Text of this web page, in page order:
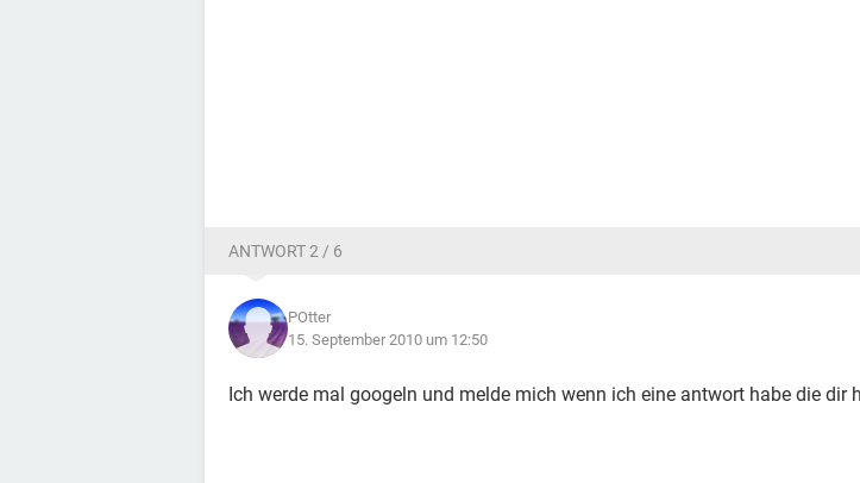
ANTWORT 2 / 6
POtter
15. September 2010 um 12:50
Ich werde mal googeln und melde mich wenn ich eine antwort habe die dir